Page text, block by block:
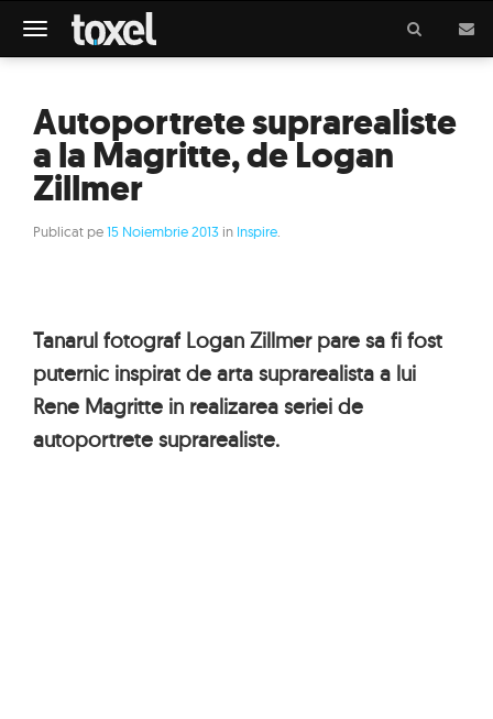
Meniu
Autoportrete suprarealiste
a la Magritte, de Logan
Zillmer
Publicat pe15 Noiembrie 2013 in Inspire
Tanarul fotograf Logan Zillmer pare sa fi fost
puternic inspirat de arta suprarealista a lui
Rene Magritte in realizarea seriei de
autoportrete suprarealiste.